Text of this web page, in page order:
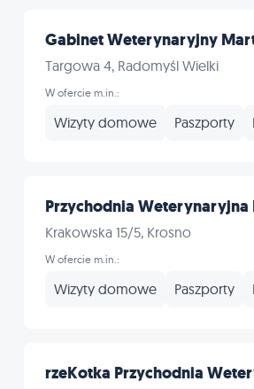
Gabinet Weterynaryjny
Targowa 4, Radomyśl Wielki
W ofercie m.in.:
Wizyty domowe Paszporty
Przychodnia Weterynaryjna
Krakowska 15/5, Krosno
W ofercie m.in.:
Wizyty domowe Paszporty
rzeKotka Przychodnia